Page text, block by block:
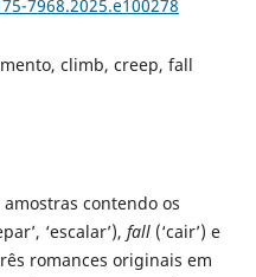
7968.2025.e100278
climb, creep, fall
contendo os
‘escalar’), fall(‘cair’) e
romances originais em